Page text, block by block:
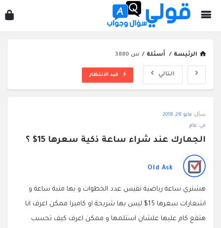
الرئيسة / أسئلة / س 3880
التالي قيد الانتظار
سؤال
وجواب
أسئلة
سأل: مايو 28, 2018
في: عام
الجمارك عند شراء ساعة ذكية سعرها 15$ ؟
Old Ask
هشتري ساعة رياضية تقيس عدد الخطوات و بها منبة ساعة و
اشعارات سعرها 15$ ليس بها شريحة او كاميرا ممكن اعرف انا
هتفع كام عليها علشان استلمها و ممكن اعرف كيف تحسب